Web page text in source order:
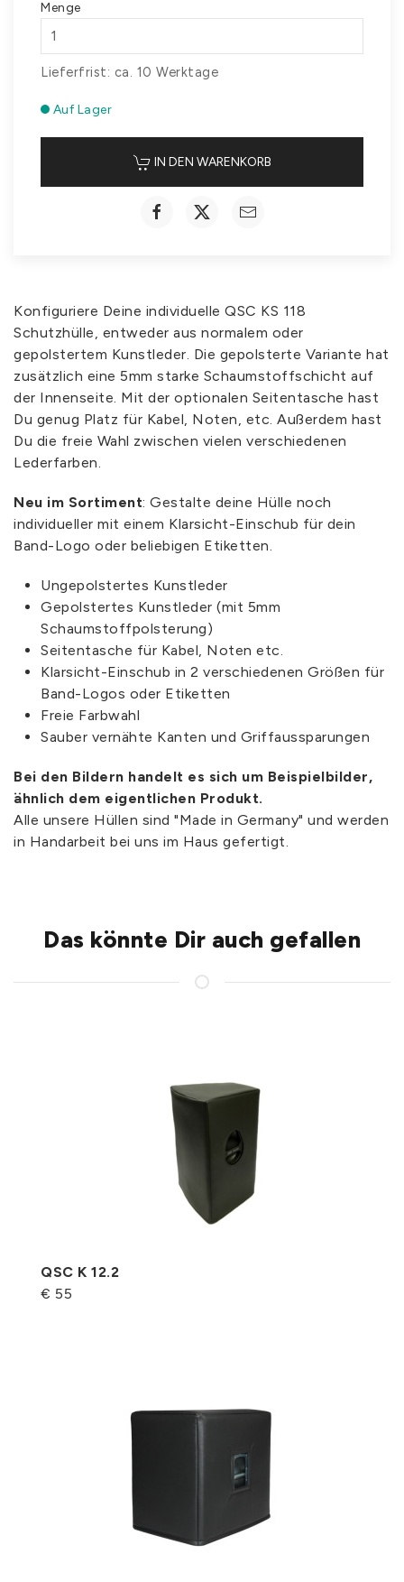
Menge
Lieferfrist: ca. 10 Werktage
Auf Lager
IN DEN WARENKORB
Konfiguriere Deine individuelle QSC KS 118
Schutzhülle, entweder aus normalem oder
gepolstertem Kunstleder. Die gepolsterte Variante hat
zusätzlich eine 5mm starke Schaumstoffschicht auf
der Innenseite. Mit der optionalen Seitentasche hast
Du genug Platz für Kabel, Noten, etc. Außerdem hast
Du die freie Wahl zwischen vielen verschiedenen
Lederfarben.
Neu im Sortiment: Gestalte deine Hülle noch
individueller mit einem Klarsicht-Einschub für dein
Band-Logo oder beliebigen Etiketten.
Ungepolstertes Kunstleder
Gepolstertes Kunstleder (mit 5mm
Schaumstoffpolsterung)
Seitentasche für Kabel, Noten etc.
Klarsicht-Einschub in 2 verschiedenen Größen für
Band-Logos oder Etiketten
Freie Farbwahl
Sauber vernähte Kanten und Griffaussparungen
Bei den Bildern handelt es sich um Beispielbilder,
ähnlich dem eigentlichen Produkt.
Alle unsere Hüllen sind "Made in Germany" und werden
in Handarbeit bei uns im Haus gefertigt.
Das könnte Dir auch gefallen
QSC K 12.2
€ 55